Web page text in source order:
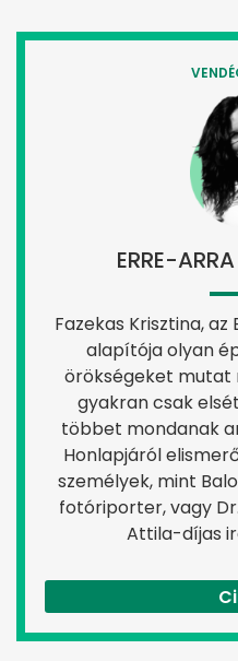
ERRE-
Fazekas Krisztina, az
alapítója olyan
örökségeket mutat
gyakran csak
többet mondanak
Honlapjáról
személyek, mint
fotóriporter, vagy
Attila-díjas